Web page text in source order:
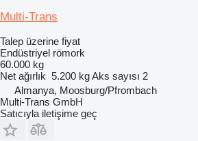
Multi-Trans
Talep üzerine fiyat
Endüstriyel römork
60.000 kg
Net ağırlık 5.200 kgAks sayısı 2
Almanya, Moosburg/Pfrombach
Multi-Trans GmbH
Satıcıyla iletişime geç